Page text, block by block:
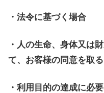
・法令に基づく場合
・人の生命、身体又は
て、お客様の同意を取
・利用目的の達成に必